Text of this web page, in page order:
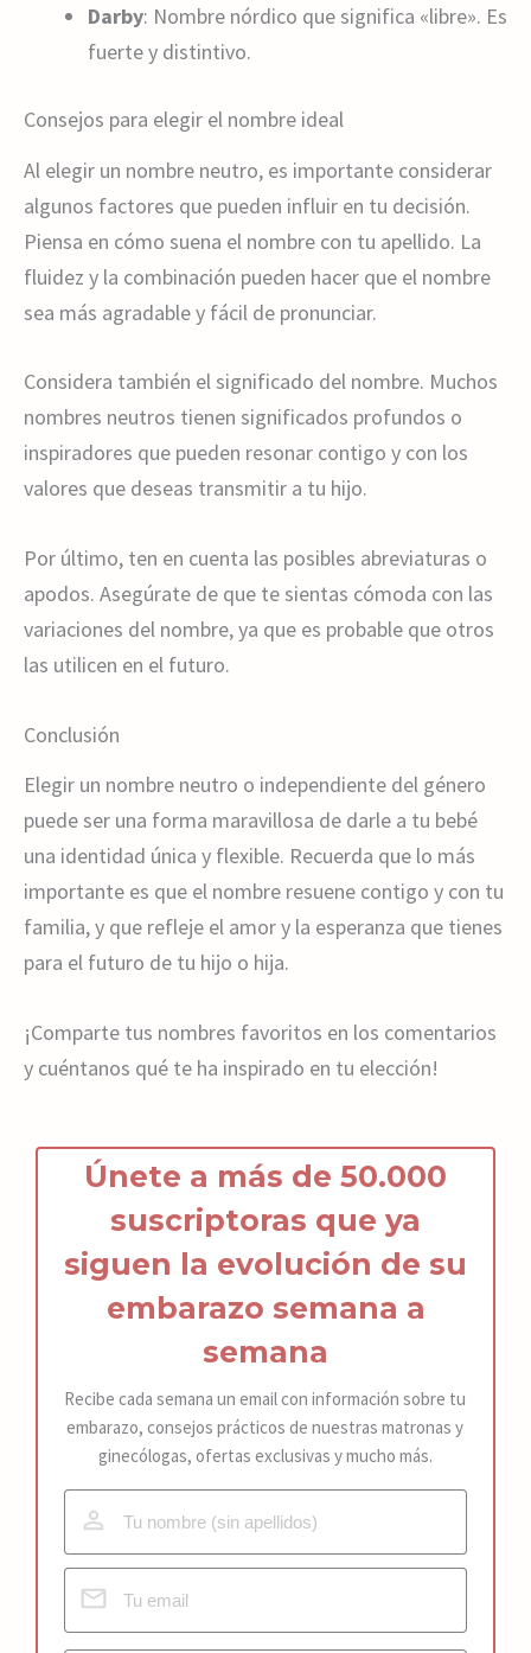
Darby: Nombre nórdico que significa «libre». Es
fuerte y distintivo.
Consejos para elegir el nombre ideal
Al elegir un nombre neutro, es importante considerar
algunos factores que pueden influir en tu decisión.
Piensa en cómo suena el nombre con tu apellido. La
fluidez y la combinación pueden hacer que el nombre
sea más agradable y fácil de pronunciar.
Considera también el significado del nombre. Muchos
nombres neutros tienen significados profundos o
inspiradores que pueden resonar contigo y con los
valores que deseas transmitir a tu hijo.
Por último, ten en cuenta las posibles abreviaturas o
apodos. Asegúrate de que te sientas cómoda con las
variaciones del nombre, ya que es probable que otros
las utilicen en el futuro.
Conclusión
Elegir un nombre neutro o independiente del género
puede ser una forma maravillosa de darle a tu bebé
una identidad única y flexible. Recuerda que lo más
importante es que el nombre resuene contigo y con tu
familia, y que refleje el amor y la esperanza que tienes
para el futuro de tu hijo o hija.
¡Comparte tus nombres favoritos en los comentarios
y cuéntanos qué te ha inspirado en tu elección!
Únete a más de 50.000
suscriptoras que ya
siguen la evolución de su
embarazo semana a
semana
Recibe cada semana un email con información sobre tu
embarazo, consejos prácticos de nuestras matronas y
ginecólogas, ofertas exclusivas y mucho más.